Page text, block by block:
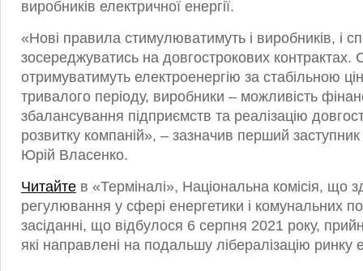
виробників електричної енергії.
«Нові правила стимулюватимуть і виробників, і
зосереджуватись на довгострокових контрактах.
отримуватимуть електроенергію за стабільною
тривалого періоду, виробники – можливість
збалансування підприємств та реалізацію
розвитку компаній», – зазначив перший заступник
Юрій Власенко.
Читайте в «Терміналі», Національна комісія, що
регулювання у сфері енергетики і комунальних
засіданні, що відбулося 6 серпня 2021 року,
які направлені на подальшу лібералізацію ринку